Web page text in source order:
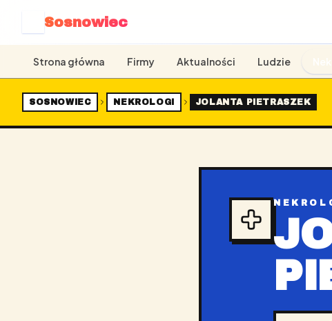
Sosnowiec
Strona główna Firmy Aktualności Ludzie
SOSNOWIEC NEKROLOGI JOLANTA PIETRASZEK